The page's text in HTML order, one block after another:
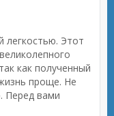
легкостью. Этот
как полученный
проще. Не
Перед вами